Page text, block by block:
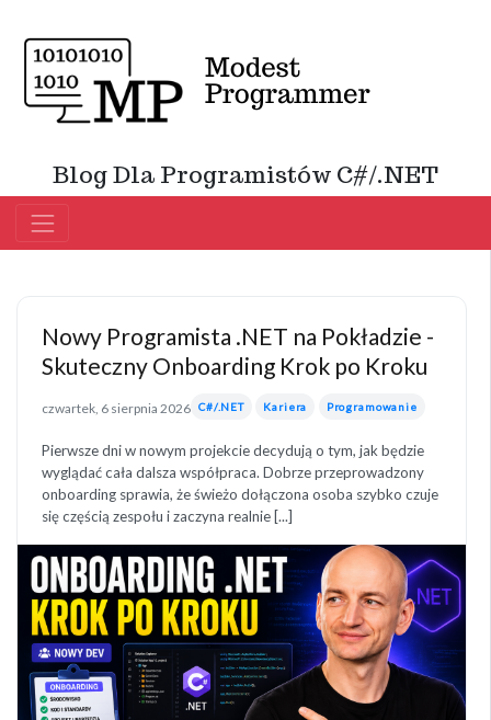
Blog Dla Programistów C#/.NET
Nowy Programista .NET na Pokładzie -
Skuteczny Onboarding Krok po Kroku
czwartek, 6 sierpnia 2026 C#/.NET Kariera Programowanie
Pierwsze dni w nowym projekcie decydują o tym, jak będzie
wyglądać cała dalsza współpraca. Dobrze przeprowadzony
onboarding sprawia, że świeżo dołączona osoba szybko czuje
się częścią zespołu i zaczyna realnie [...]